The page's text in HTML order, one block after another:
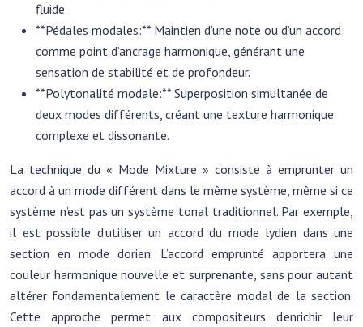
fluide.
**Pédales modales:** Maintien d’une note ou d’un accord
comme point d’ancrage harmonique, générant une
sensation de stabilité et de profondeur.
**Polytonalité modale:** Superposition simultanée de
deux modes différents, créant une texture harmonique
complexe et dissonante.
La technique du « Mode Mixture » consiste à emprunter un
accord à un mode différent dans le même système, même si ce
système n’est pas un système tonal traditionnel. Par exemple,
il est possible d’utiliser un accord du mode lydien dans une
section en mode dorien. L’accord emprunté apportera une
couleur harmonique nouvelle et surprenante, sans pour autant
altérer fondamentalement le caractère modal de la section.
Cette approche permet aux compositeurs d’enrichir leur